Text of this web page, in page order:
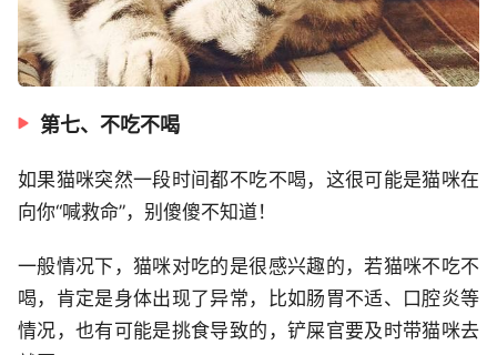
第七、不吃不喝
如果猫咪突然一段时间都不吃不喝，这很可能是猫咪在
向你“喊救命”，别傻傻不知道！
一般情况下，猫咪对吃的是很感兴趣的，若猫咪不吃不
喝，肯定是身体出现了异常，比如肠胃不适、口腔炎等
情况，也有可能是挑食导致的，铲屎官要及时带猫咪去